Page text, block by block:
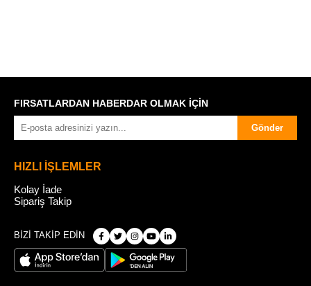
FIRSATLARDAN HABERDAR OLMAK İÇİN
Gönder
HIZLI İŞLEMLER
Kolay İade
Sipariş Takip
BİZİ TAKİP EDİN